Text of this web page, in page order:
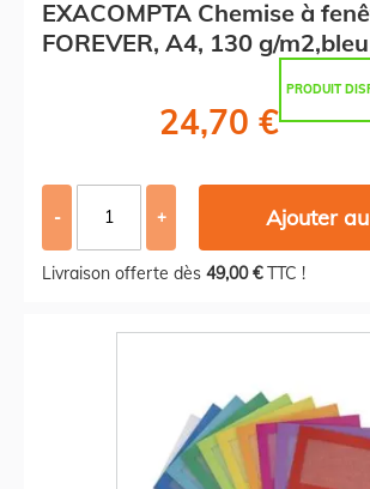
EXACOMPTA Chemise à
FOREVER, A4, 130 g/
PRODUIT
24,70 €
- + Ajouter
Livraison offerte dès 49,00 €TTC !